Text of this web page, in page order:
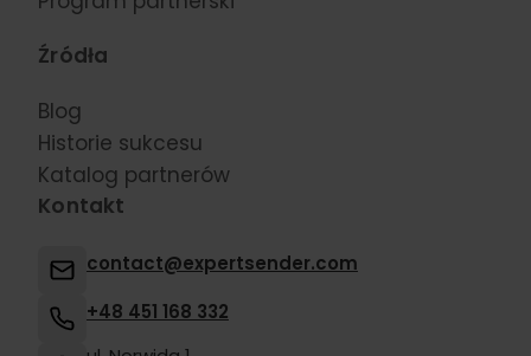
Źródła
Blog
Historie sukcesu
Katalog partnerów
Kontakt
contact@expertsender.com
+48 451 168 332